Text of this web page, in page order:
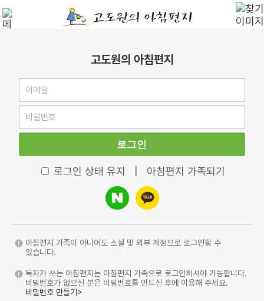
고도원의 아침편지
로그인
로그인 상태 유지 아침편지 가족되기
아침편지 가족이 아니어도 소셜 및 외부 계정으로 로그인할 수
있습니다.
독자가 쓰는 아침편지는 아침편지 가족으로 로그인하셔야 가능합니다.
비밀번호가 없으신 분은 비밀번호를 만드신 후에 이용해 주세요.
비밀번호 만들기>